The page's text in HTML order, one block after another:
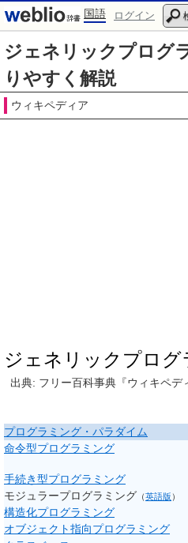
国語 ログイン
ジェネリックプログ
りやすく解説
ウィキペディア
ジェネリックプログ
出典: フリー百科事典『ウィキペ
プログラミング・パラダイム
命令型プログラミング
手続き型プログラミング
モジュラープログラミング （英語版 ）
構造化プログラミング
オブジェクト指向プログラミング